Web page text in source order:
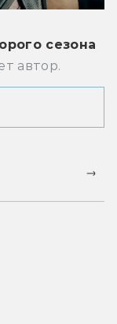
сезона
автор.